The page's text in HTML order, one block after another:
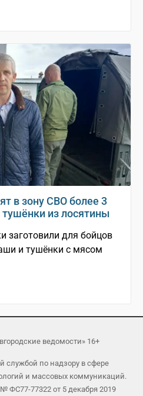
в зону СВО более 3
из лосятины
заготовили для бойцов
и тушёнки с мясом
ведомости» 16+
службой по надзору в сфере
и массовых коммуникаций.
ФС77-77322 от 5 декабря 2019